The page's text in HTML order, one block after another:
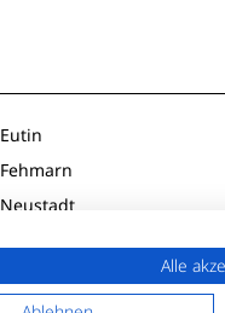
Eutin
Fehmarn
Neustadt
Alle